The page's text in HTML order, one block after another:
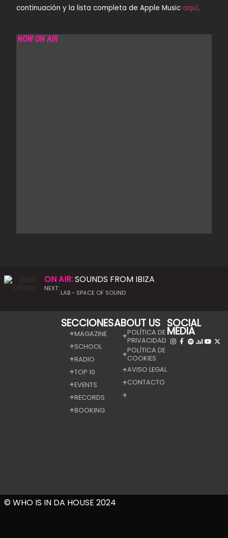
continuación y la lista completa de Apple Music aquí.
NOW ON AIR
ON AIR:SOUNDS FROM IBIZA
NEXT:
LAB - SPACE OF SOUND
SECCIONES
MAGAZINE
SCHOOL
RADIO
TOP 10
EVENTS
RECORDS
BOOKING
ABOUT US
POLÍTICA DE
PRIVACIDAD
POLÍTICA DE
COOKIES
AVISO LEGAL
CONTACTO
SOCIAL
MEDIA
© WHO IS IN DA HOUSE 2024